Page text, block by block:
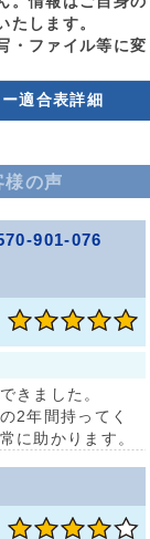
たします。
・ファイル等に変
適合表詳細
様の声
901-076
きました。
2年間持ってく
に助かります。